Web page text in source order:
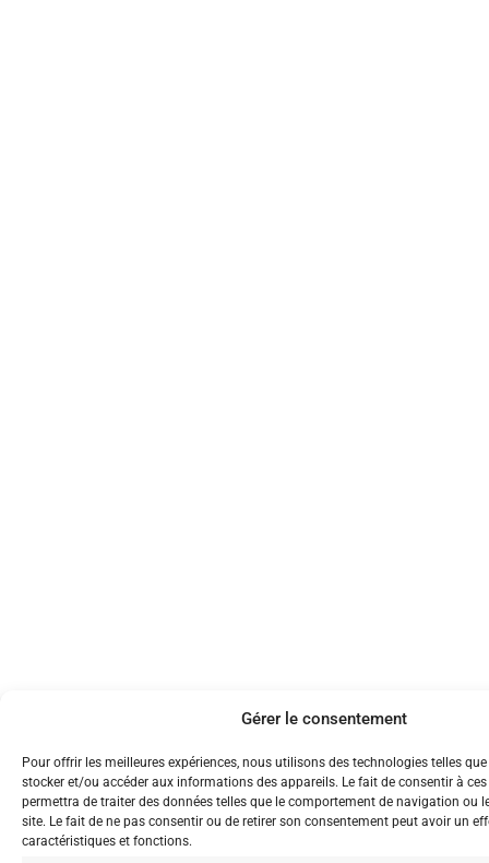
Gérer le consentement
Pour offrir les meilleures expériences, nous utilisons des technologies telles
stocker et/ou accéder aux informations des appareils. Le fait de consentir à
permettra de traiter des données telles que le comportement de navigation ou
site. Le fait de ne pas consentir ou de retirer son consentement peut avoir un
caractéristiques et fonctions.